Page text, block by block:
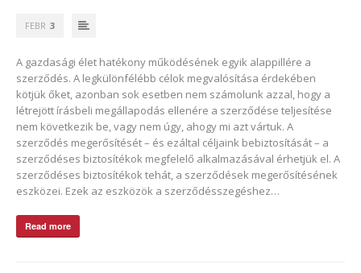
FEBR 3
A gazdasági élet hatékony működésének egyik alappillére a
szerződés. A legkülönfélébb célok megvalósítása érdekében
kötjük őket, azonban sok esetben nem számolunk azzal, hogy a
létrejött írásbeli megállapodás ellenére a szerződése teljesítése
nem következik be, vagy nem úgy, ahogy mi azt vártuk. A
szerződés megerősítését – és ezáltal céljaink bebiztosítását – a
szerződéses biztosítékok megfelelő alkalmazásával érhetjük el. A
szerződéses biztosítékok tehát, a szerződések megerősítésének
eszközei. Ezek az eszközök a szerződésszegéshez…
Read more